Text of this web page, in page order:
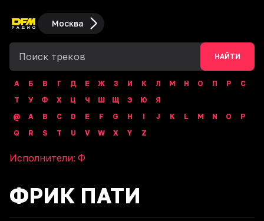
Москва
НАЙТИ
А Б В Г Д Е Ж З И К Л М Н О П Р
С
Т
У Ф Х Ц Ч Ш Щ Э Ю
Я
@
A B C D E F G H I J K L M N O
P
Q
R S T U V W X Y Z
Исполнители: Ф
ФРИК ПАТИ